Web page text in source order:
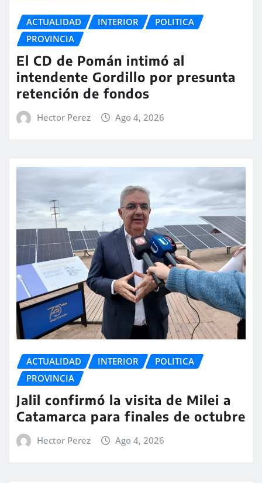
ACTUALIDAD INTERIOR
POLITICA
PROVINCIA
El CD de Pomán intimó al
intendente Gordillo por presunta
retención de fondos
Hector Perez Ago 4, 2026
ACTUALIDAD INTERIOR
POLITICA
PROVINCIA
Jalil confirmó la visita de Milei a
Catamarca para finales de octubre
Hector Perez Ago 4, 2026